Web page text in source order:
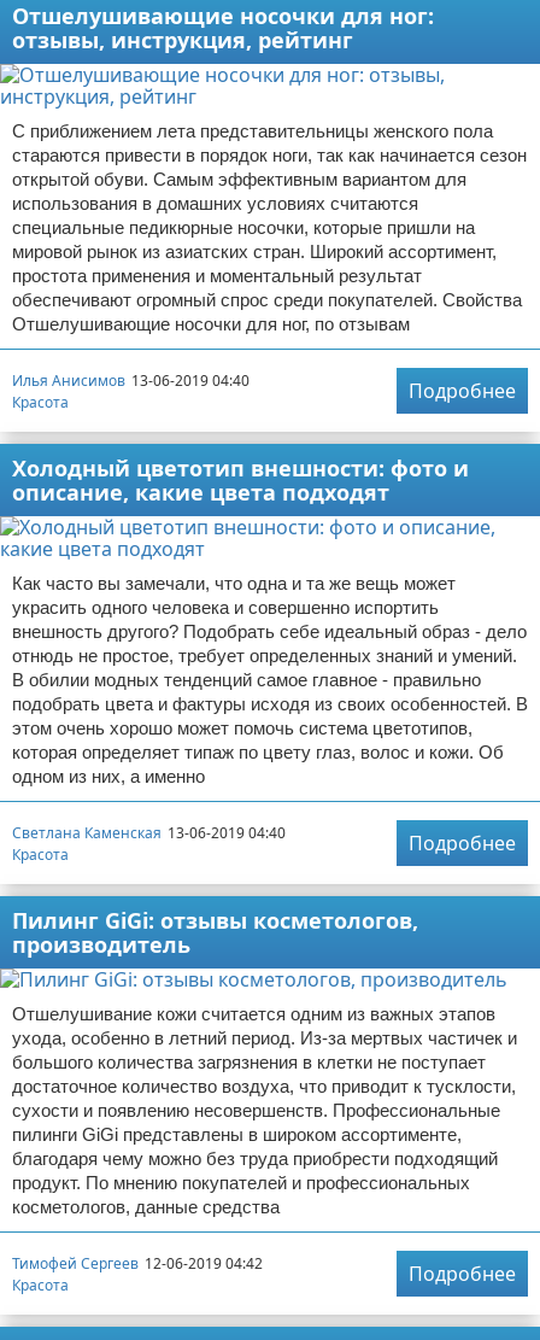
Отшелушивающие носочки для ног:
отзывы, инструкция, рейтинг
С приближением лета представительницы женского пола
стараются привести в порядок ноги, так как начинается сезон
открытой обуви. Самым эффективным вариантом для
использования в домашних условиях считаются
специальные педикюрные носочки, которые пришли на
мировой рынок из азиатских стран. Широкий ассортимент,
простота применения и моментальный результат
обеспечивают огромный спрос среди покупателей. Свойства
Отшелушивающие носочки для ног, по отзывам
Илья Анисимов 13-06-2019 04:40
Красота
Подробнее
Холодный цветотип внешности: фото и
описание, какие цвета подходят
Как часто вы замечали, что одна и та же вещь может
украсить одного человека и совершенно испортить
внешность другого? Подобрать себе идеальный образ - дело
отнюдь не простое, требует определенных знаний и умений.
В обилии модных тенденций самое главное - правильно
подобрать цвета и фактуры исходя из своих особенностей. В
этом очень хорошо может помочь система цветотипов,
которая определяет типаж по цвету глаз, волос и кожи. Об
одном из них, а именно
Светлана Каменская 13-06-2019 04:40
Красота
Подробнее
Пилинг GiGi: отзывы косметологов,
производитель
Отшелушивание кожи считается одним из важных этапов
ухода, особенно в летний период. Из-за мертвых частичек и
большого количества загрязнения в клетки не поступает
достаточное количество воздуха, что приводит к тусклости,
сухости и появлению несовершенств. Профессиональные
пилинги GiGi представлены в широком ассортименте,
благодаря чему можно без труда приобрести подходящий
продукт. По мнению покупателей и профессиональных
косметологов, данные средства
Тимофей Сергеев 12-06-2019 04:42
Красота
Подробнее